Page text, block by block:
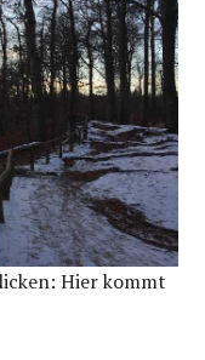
Hier kommt